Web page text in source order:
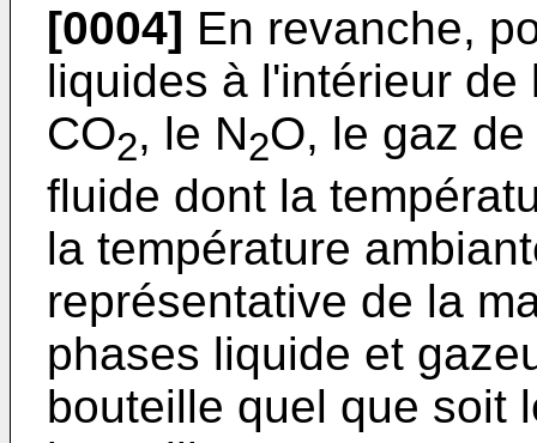
[0004] En revanche,
liquides à l'intérieur
CO2, le N2O, le gaz
fluide dont la
la température
représentative de la
phases liquide et
bouteille quel que soit